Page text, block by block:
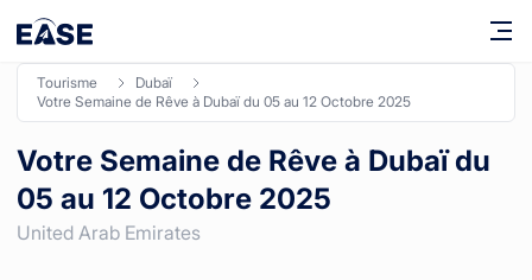
tourisme
dubaï
Votre Semaine de Rêve à Dubaï du 05 au 12 Octobre 2025
Votre Semaine de Rêve à Dubaï du
05 au 12 Octobre 2025
United Arab Emirates